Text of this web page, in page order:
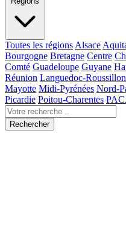
Toutes les régions Alsace
Bourgogne Bretagne Centre
Comté Guadeloupe Guyane
Réunion Languedoc-Roussillon
Mayotte Midi-Pyrénées Nord-
Picardie Poitou-Charentes
Rechercher